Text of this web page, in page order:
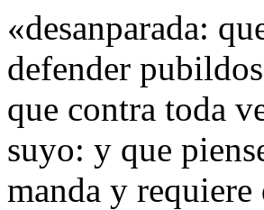
«desanparada:
defender
que contra toda
suyo: y que
manda y